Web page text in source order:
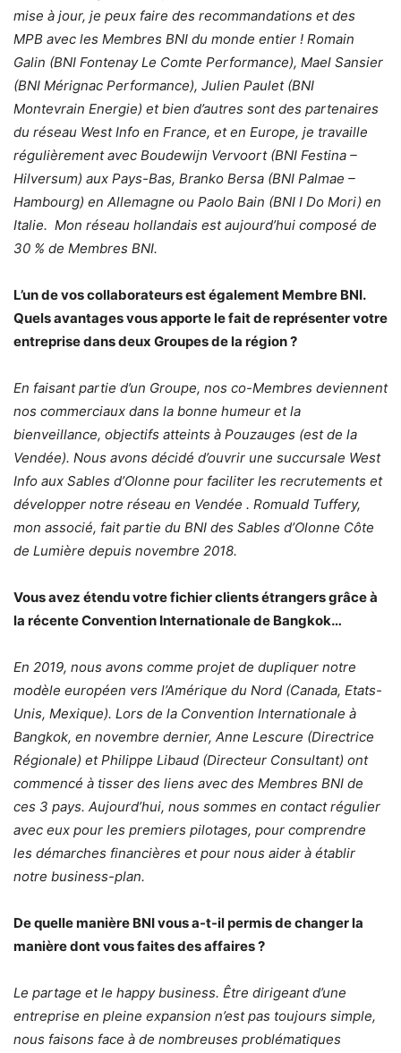
mise à jour, je peux faire des recommandations et des
MPB avec les Membres BNI du monde entier ! Romain
Galin (BNI Fontenay Le Comte Performance), Mael Sansier
(BNI Mérignac Performance), Julien Paulet (BNI
Montevrain Energie) et bien d’autres sont des partenaires
du réseau West Info en France, et en Europe, je travaille
régulièrement avec Boudewijn Vervoort (BNI Festina –
Hilversum) aux Pays-Bas, Branko Bersa (BNI Palmae –
Hambourg) en Allemagne ou Paolo Bain (BNI I Do Mori) en
Italie. Mon réseau hollandais est aujourd’hui composé de
30 % de Membres BNI.
L’un de vos collaborateurs est également Membre BNI.
Quels avantages vous apporte le fait de représenter votre
entreprise dans deux Groupes de la région ?
En faisant partie d’un Groupe, nos co-Membres deviennent
nos commerciaux dans la bonne humeur et la
bienveillance, objectifs atteints à Pouzauges (est de la
Vendée). Nous avons décidé d’ouvrir une succursale West
Info aux Sables d’Olonne pour faciliter les recrutements et
développer notre réseau en Vendée . Romuald Tuffery,
mon associé, fait partie du BNI des Sables d’Olonne Côte
de Lumière depuis novembre 2018.
Vous avez étendu votre fichier clients étrangers grâce à
la récente Convention Internationale de Bangkok…
En 2019, nous avons comme projet de dupliquer notre
modèle européen vers l’Amérique du Nord (Canada, Etats-
Unis, Mexique). Lors de la Convention Internationale à
Bangkok, en novembre dernier, Anne Lescure (Directrice
Régionale) et Philippe Libaud (Directeur Consultant) ont
commencé à tisser des liens avec des Membres BNI de
ces 3 pays. Aujourd’hui, nous sommes en contact régulier
avec eux pour les premiers pilotages, pour comprendre
les démarches financières et pour nous aider à établir
notre business-plan.
De quelle manière BNI vous a-t-il permis de changer la
manière dont vous faites des affaires ?
Le partage et le happy business. Être dirigeant d’une
entreprise en pleine expansion n’est pas toujours simple,
nous faisons face à de nombreuses problématiques